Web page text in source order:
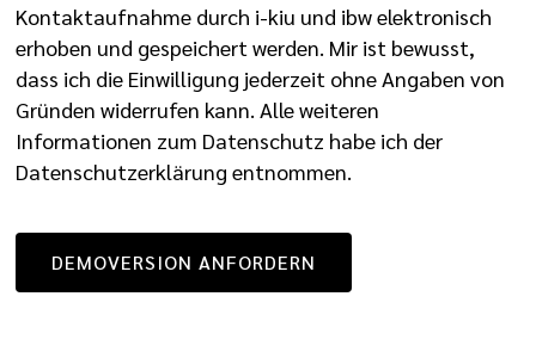
Kontaktaufnahme durch i-kiu und ibw elektronisch
erhoben und gespeichert werden. Mir ist bewusst,
dass ich die Einwilligung jederzeit ohne Angaben von
Gründen widerrufen kann. Alle weiteren
Informationen zum Datenschutz habe ich der
Datenschutzerklärung entnommen.
DEMOVERSION ANFORDERN